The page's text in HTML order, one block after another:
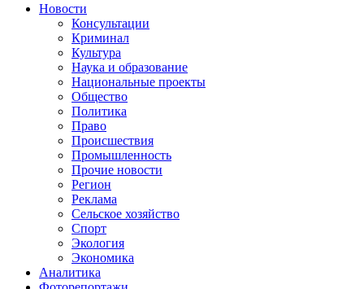
Новости
Консультации
Криминал
Культура
Наука и образование
Национальные проекты
Общество
Политика
Право
Происшествия
Промышленность
Прочие новости
Регион
Реклама
Сельское хозяйство
Спорт
Экология
Экономика
Аналитика